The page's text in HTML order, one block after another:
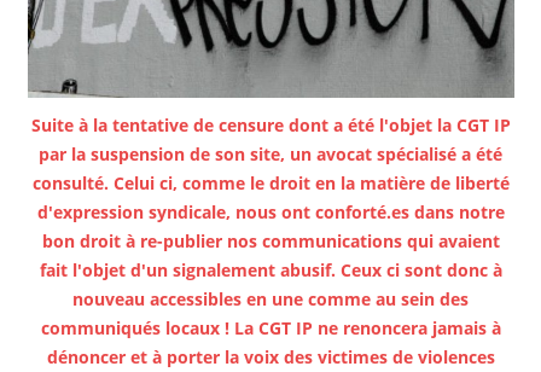
Suite à la tentative de censure dont a été l'objet la CGT IP
par la suspension de son site, un avocat spécialisé a été
consulté. Celui ci, comme le droit en la matière de liberté
d'expression syndicale, nous ont conforté.es dans notre
bon droit à re-publier nos communications qui avaient
fait l'objet d'un signalement abusif. Ceux ci sont donc à
nouveau accessibles en une comme au sein des
communiqués locaux ! La CGT IP ne renoncera jamais à
dénoncer et à porter la voix des victimes de violences